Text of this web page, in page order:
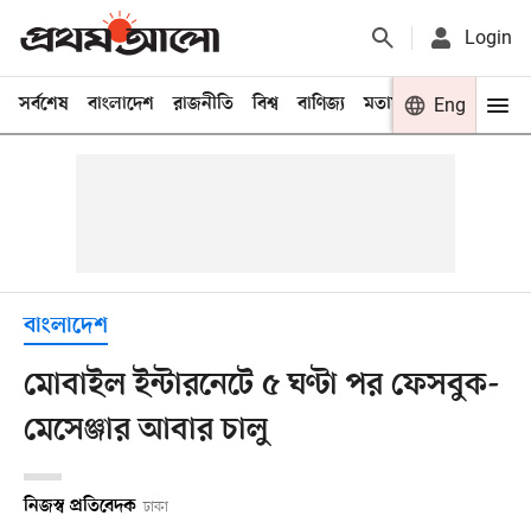
Login
সর্বশেষ বাংলাদেশ রাজনীতি বিশ্ব বাণিজ্য মতামত খেলা
Eng
বাংলাদেশ
মোবাইল ইন্টারনেটে ৫ ঘণ্টা পর ফেসবুক-
মেসেঞ্জার আবার চালু
নিজস্ব প্রতিবেদক ঢাকা